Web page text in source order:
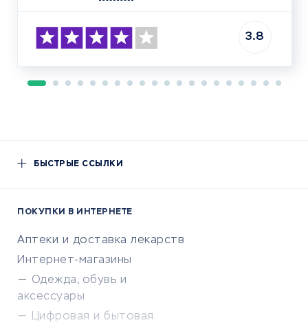
3.8
БЫСТРЫЕ ССЫЛКИ
ПОКУПКИ В ИНТЕРНЕТЕ
Аптеки и доставка лекарств
Интернет-магазины
Одежда, обувь и
аксессуары
Цифровая и бытовая